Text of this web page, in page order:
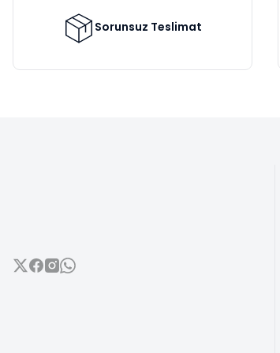
Bu ürüne benzer farklı alternatifler olmalı.
Sorunsuz Teslimat